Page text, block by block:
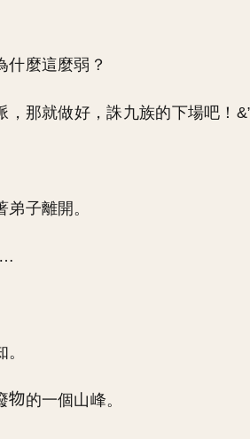
什麼這麼弱？
，那就做好，誅九族的下場吧！
弟子離開。
的一個山峰。